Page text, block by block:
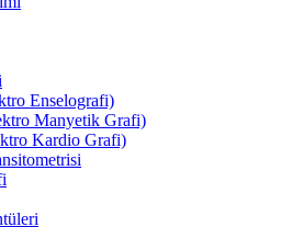
Enselografi)
Manyetik Grafi)
Kardio Grafi)